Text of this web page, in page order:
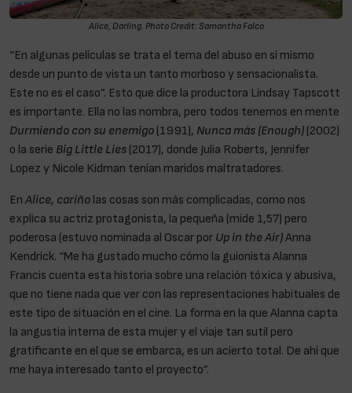
Alice, Darling. Photo Credit: Samantha Falco
“En algunas películas se trata el tema del abuso en sí mismo
desde un punto de vista un tanto morboso y sensacionalista.
Este no es el caso”. Esto que dice la productora Lindsay Tapscott
es importante. Ella no las nombra, pero todos tenemos en mente
Durmiendo con su enemigo (1991), Nunca más (Enough) (2002)
o la serie Big Little Lies (2017), donde Julia Roberts, Jennifer
Lopez y Nicole Kidman tenían maridos maltratadores.
En Alice, cariño las cosas son más complicadas, como nos
explica su actriz protagonista, la pequeña (mide 1,57) pero
poderosa (estuvo nominada al Oscar por Up in the Air)Anna
Kendrick. “Me ha gustado mucho cómo la guionista Alanna
Francis cuenta esta historia sobre una relación tóxica y abusiva,
que no tiene nada que ver con las representaciones habituales de
este tipo de situación en el cine. La forma en la que Alanna capta
la angustia interna de esta mujer y el viaje tan sutil pero
gratificante en el que se embarca, es un acierto total. De ahí que
me haya interesado tanto el proyecto”.